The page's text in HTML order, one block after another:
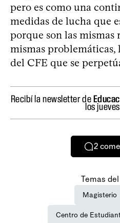
pero es como una
medidas de lucha que
porque son las mismas
mismas problemáticas,
del CFE que se
Recibí la newsletter de
los jueves
2
Temas
Magisterio
Centro de